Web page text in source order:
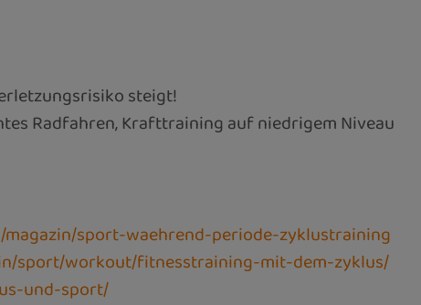
steigt!
Radfahren, Krafttraining auf niedrigem Niveau
sport-waehrend-periode-zyklustraining
sport/workout/fitnesstraining-mit-dem-zyklus/
und-sport/